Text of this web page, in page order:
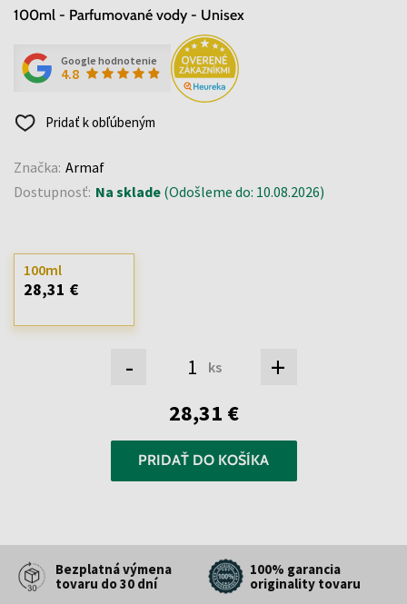
100ml - Parfumované vody - Unisex
Google hodnotenie
4.8
Pridať k obľúbeným
Značka: Armaf
Dostupnosť: Na sklade (Odošleme do: 10.08.2026)
- ks +
100ml
28,31 €
28,31 €
PRIDAŤ DO KOŠÍKA
Bezplatná výmena
tovaru do 30 dní
100% garancia
originality tovaru